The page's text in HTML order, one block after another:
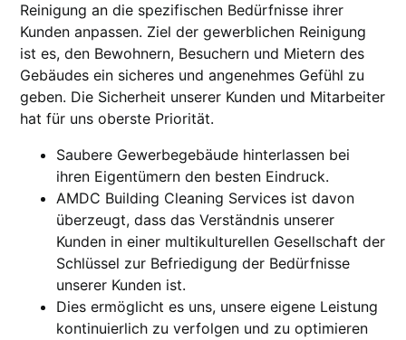
Reinigung an die spezifischen Bedürfnisse ihrer
Kunden anpassen. Ziel der gewerblichen Reinigung
ist es, den Bewohnern, Besuchern und Mietern des
Gebäudes ein sicheres und angenehmes Gefühl zu
geben. Die Sicherheit unserer Kunden und Mitarbeiter
hat für uns oberste Priorität.
Saubere Gewerbegebäude hinterlassen bei
ihren Eigentümern den besten Eindruck.
AMDC Building Cleaning Services ist davon
überzeugt, dass das Verständnis unserer
Kunden in einer multikulturellen Gesellschaft der
Schlüssel zur Befriedigung der Bedürfnisse
unserer Kunden ist.
Dies ermöglicht es uns, unsere eigene Leistung
kontinuierlich zu verfolgen und zu optimieren